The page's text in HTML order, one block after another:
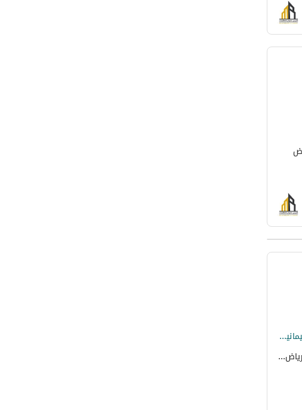
شقة للإيجار في شارع الأمير محمد بن عبدالعزيز, حي السليمانية, مدينة الرياض
شارع الأمير محمد بن عبدالعزيز، حي السليمانية، شمال الرياض، الرياض